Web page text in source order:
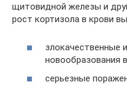
щитовидной железы и
рост кортизола в крови
злокачественные
новообразования
серьезные